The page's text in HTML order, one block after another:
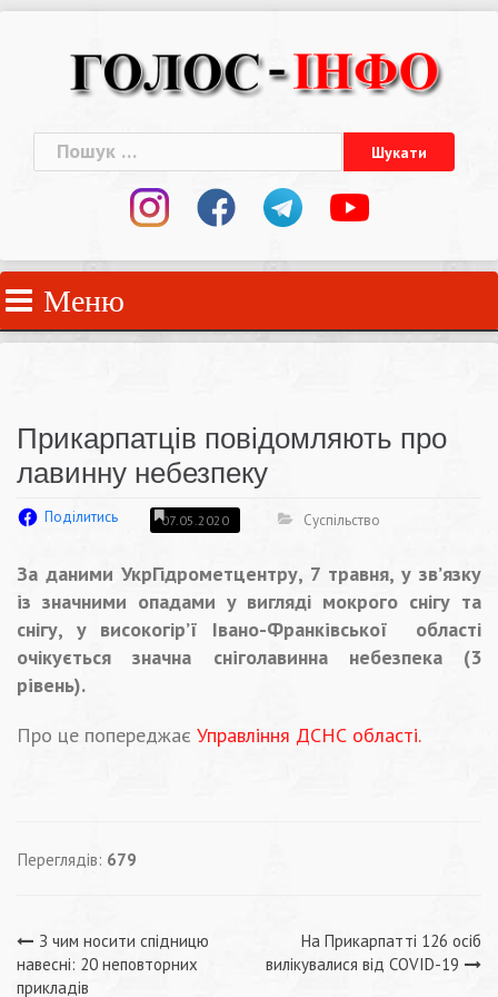
Пошук:
Меню
Прикарпатців повідомляють про
лавинну небезпеку
Поділитись 07.05.2020 Суспільство
За даними УкрГідрометцентру, 7 травня, у зв’язку
iз значними опадами у вигляді мокрого снігу та
снігу, у високогір’ї Iвано-Франкiвської області
очікується значна снiголавинна небезпека (3
рiвень).
Про це попереджає Управління ДСНС області.
Переглядів: 679
Навігація
З чим носити спідницю
навесні: 20 неповторних
прикладів
На Прикарпатті 126 осіб
вилікувалися від COVID-19